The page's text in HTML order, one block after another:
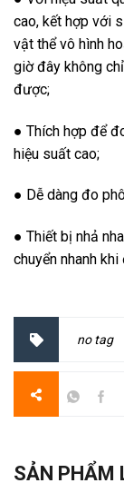
cao, kết hợp với
vật thể vô hình
giờ đây không
được;
● Thích hợp để
hiệu suất cao;
● Dễ dàng đo
● Thiết bị nhả
chuyển nhanh
no tag
SẢN PHẨM